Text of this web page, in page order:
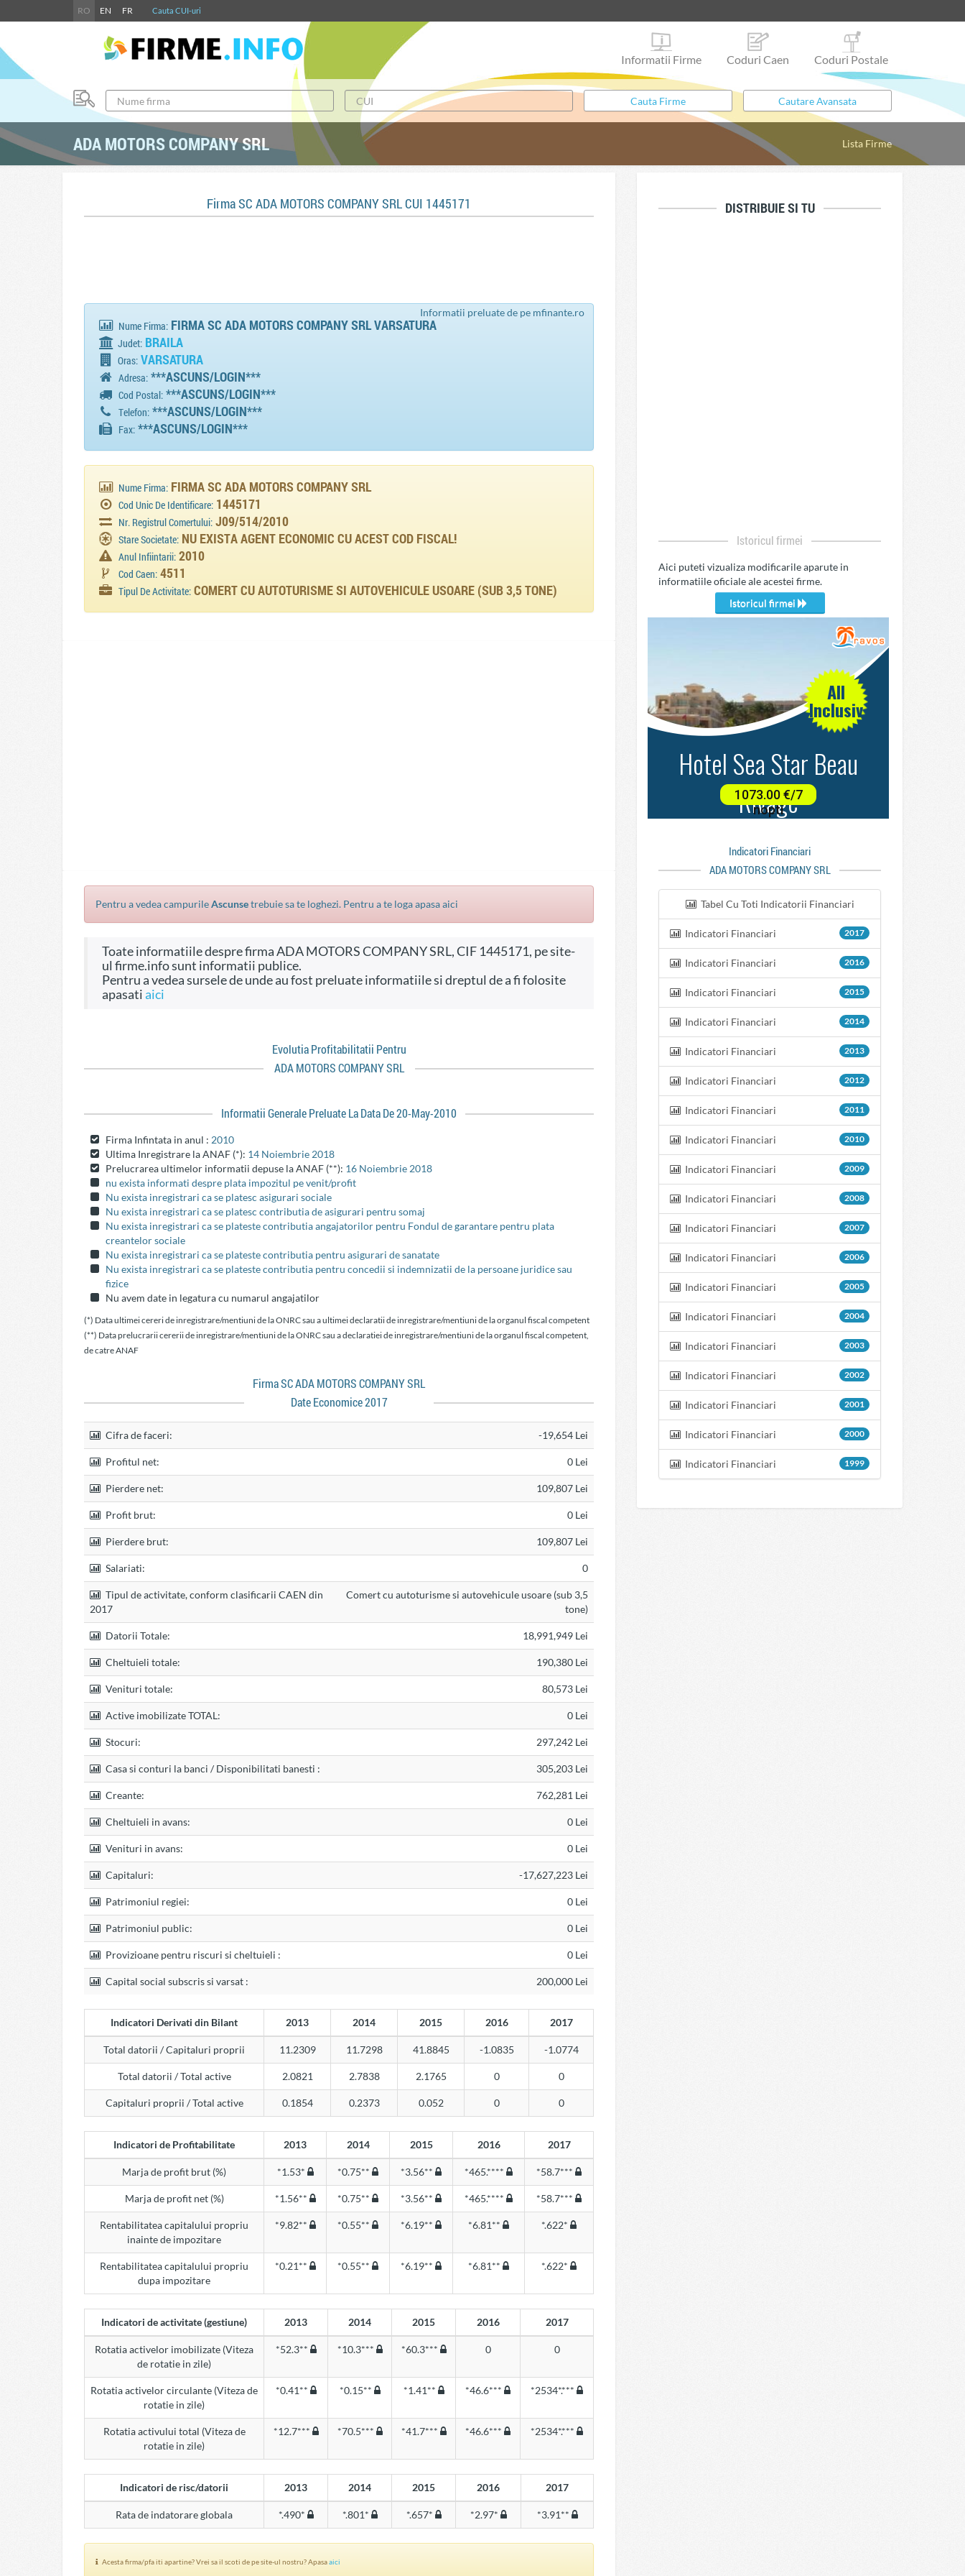
RO EN FR Cauta CUI-uri
Informatii Firme Coduri Caen Coduri Postale
ADA MOTORS COMPANY SRL Lista Firme
Firma SC ADA MOTORS COMPANY SRL CUI 1445171
Informatii preluate de pe mfinante.ro
Nume Firma: FIRMA SC ADA MOTORS COMPANY SRL VARSATURA
Judet: BRAILA
Oras: VARSATURA
Adresa: ***ASCUNS/LOGIN***
Cod Postal: ***ASCUNS/LOGIN***
Telefon: ***ASCUNS/LOGIN***
Fax: ***ASCUNS/LOGIN***
Nume Firma: FIRMA SC ADA MOTORS COMPANY SRL
Cod Unic De Identificare: 1445171
Nr. Registrul Comertului: J09/514/2010
Stare Societate: NU EXISTA AGENT ECONOMIC CU ACEST COD FISCAL!
Anul Infiintarii: 2010
Cod Caen: 4511
Tipul De Activitate: COMERT CU AUTOTURISME SI AUTOVEHICULE USOARE (SUB 3,5 TONE)
Pentru a vedea campurileAscunsetrebuie sa te loghezi. Pentru a te loga apasa aici
Toate informatiile despre firma ADA MOTORS COMPANY SRL, CIF 1445171, pe site-
ul firme.info sunt informatii publice.
Pentru a vedea sursele de unde au fost preluate informatiile si dreptul de a fi folosite
apasatiaici
Evolutia Profitabilitatii Pentru
ADA MOTORS COMPANY SRL
Informatii Generale Preluate La Data De 20-May-2010
Firma Infintata in anul : 2010
Ultima Inregistrare la ANAF (*): 14 Noiembrie 2018
Prelucrarea ultimelor informatii depuse la ANAF (**): 16 Noiembrie 2018
nu exista informati despre plata impozitul pe venit/profit
Nu exista inregistrari ca se platesc asigurari sociale
Nu exista inregistrari ca se platesc contributia de asigurari pentru somaj
Nu exista inregistrari ca se plateste contributia angajatorilor pentru Fondul de garantare pentru plata
creantelor sociale
Nu exista inregistrari ca se plateste contributia pentru asigurari de sanatate
Nu exista inregistrari ca se plateste contributia pentru concedii si indemnizatii de la persoane juridice sau
fizice
Nu avem date in legatura cu numarul angajatilor
(*) Data ultimei cereri de inregistrare/mentiuni de la ONRC sau a ultimei declaratii de inregistrare/mentiuni de la organul fiscal competent
(**) Data prelucrarii cererii de inregistrare/mentiuni de la ONRC sau a declaratiei de inregistrare/mentiuni de la organul fiscal competent,
de catre ANAF
Firma SC ADA MOTORS COMPANY SRL
Date Economice 2017
Cifra de faceri: -19,654 Lei
Profitul net: 0 Lei
Pierdere net: 109,807 Lei
Profit brut: 0 Lei
Pierdere brut: 109,807 Lei
Salariati: 0
Tipul de activitate, conform clasificarii CAEN din
2017
Comert cu autoturisme si autovehicule usoare (sub 3,5
tone)
Datorii Totale: 18,991,949 Lei
Cheltuieli totale: 190,380 Lei
Venituri totale: 80,573 Lei
Active imobilizate TOTAL: 0 Lei
Stocuri: 297,242 Lei
Casa si conturi la banci / Disponibilitati banesti : 305,203 Lei
Creante: 762,281 Lei
Cheltuieli in avans: 0 Lei
Venituri in avans: 0 Lei
Capitaluri: -17,627,223 Lei
Patrimoniul regiei: 0 Lei
Patrimoniul public: 0 Lei
Provizioane pentru riscuri si cheltuieli : 0 Lei
Capital social subscris si varsat : 200,000 Lei
Indicatori Derivati din Bilant 2013 2014 2015 2016 2017
Total datorii / Capitaluri proprii 11.2309 11.7298 41.8845 -1.0835 -1.0774
Total datorii / Total active 2.0821 2.7838 2.1765 0 0
Capitaluri proprii / Total active 0.1854 0.2373 0.052 0 0
Indicatori de Profitabilitate 2013 2014 2015 2016 2017
Marja de profit brut (%) *1.53* *0.75** *3.56** *465.**** *58.7***
Marja de profit net (%) *1.56** *0.75** *3.56** *465.**** *58.7***
Rentabilitatea capitalului propriu
inainte de impozitare
*9.82** *0.55** *6.19** *6.81** *.622*
Rentabilitatea capitalului propriu
dupa impozitare
*0.21** *0.55** *6.19** *6.81** *.622*
Indicatori de activitate (gestiune) 2013 2014 2015 2016 2017
Rotatia activelor imobilizate (Viteza
de rotatie in zile)
*52.3** *10.3*** *60.3*** 0 0
Rotatia activelor circulante (Viteza de
rotatie in zile)
*0.41** *0.15** *1.41** *46.6*** *2534*.***
Rotatia activului total (Viteza de
rotatie in zile)
*12.7*** *70.5*** *41.7*** *46.6*** *2534*.***
Indicatori de risc/datorii 2013 2014 2015 2016 2017
Rata de indatorare globala *.490* *.801* *.657* *2.97* *3.91**
Acesta firma/pfa iti apartine? Vrei sa il scoti de pe site-ul nostru? Apasaaici
DISTRIBUIE SI TU
Istoricul firmei
Aici puteti vizualiza modificarile aparute in
informatiile oficiale ale acestei firme.
Istoricul firmei
Indicatori Financiari
ADA MOTORS COMPANY SRL
Tabel Cu Toti Indicatorii Financiari
Indicatori Financiari 2017
Indicatori Financiari 2016
Indicatori Financiari 2015
Indicatori Financiari 2014
Indicatori Financiari 2013
Indicatori Financiari 2012
Indicatori Financiari 2011
Indicatori Financiari 2010
Indicatori Financiari 2009
Indicatori Financiari 2008
Indicatori Financiari 2007
Indicatori Financiari 2006
Indicatori Financiari 2005
Indicatori Financiari 2004
Indicatori Financiari 2003
Indicatori Financiari 2002
Indicatori Financiari 2001
Indicatori Financiari 2000
Indicatori Financiari 1999